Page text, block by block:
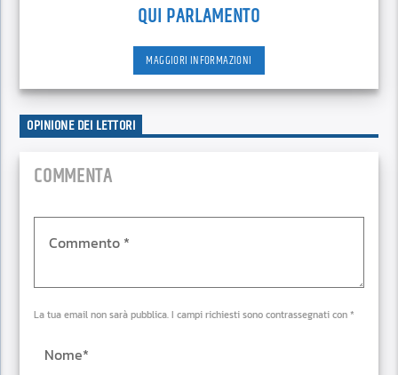
QUI PARLAMENTO
MAGGIORI INFORMAZIONI
OPINIONE DEI LETTORI
COMMENTA
La tua email non sarà pubblica. I campi richiesti sono contrassegnati con *